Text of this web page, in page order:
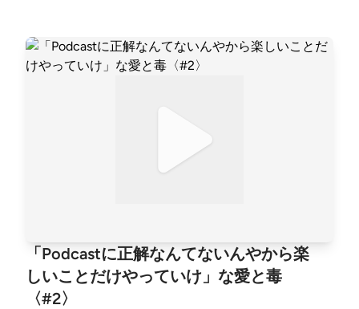
おります。
ゆきママの愛、届く？〜━━━━━━━━━━━━━
━━━━━━━━ ■ オーディオドラマ企画 #Imagistr
HRS_iGx ──────────────── ▼ あなたの「ちょ
っと聞いてよ」なお便りを募集中！Googleフォーム:
── ▼ 公式HPhttps://aitodoku.com ▼ SNS番組公式X:
https://twitter.com/snack_aitodokuゆきママX: http
s://twitter.com/nara_deer18ゆきママInstagram: http
s://www.instagram.com/nara_deer18ゆきママTikTok:
「Podcastに正解なんてないんやから楽
しいことだけやっていけ」な愛と毒
〈#2〉